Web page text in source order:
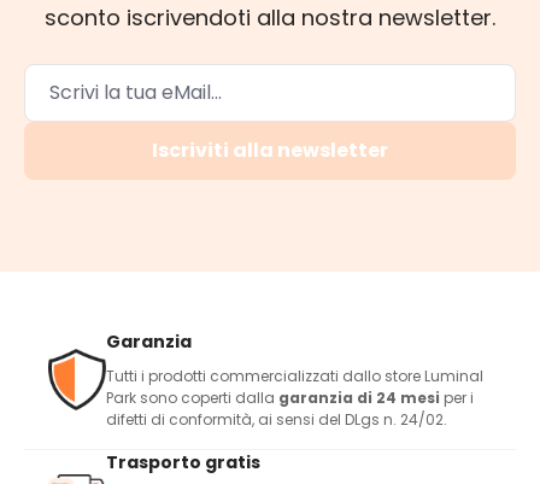
sconto iscrivendoti alla nostra newsletter.
Iscriviti alla newsletter
Garanzia
Tutti i prodotti commercializzati dallo store Luminal
Park sono coperti dalla garanzia di 24 mesi per i
difetti di conformità, ai sensi del DLgs n. 24/02.
Trasporto gratis